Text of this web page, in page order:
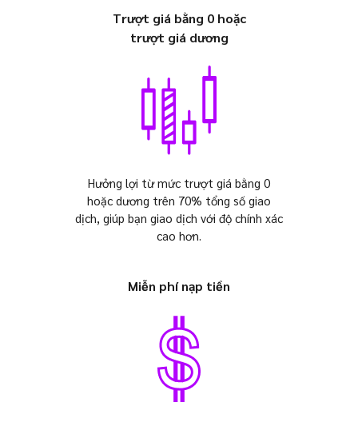
Trượt giá bằng 0 hoặc
trượt giá dương
Hưởng lợi từ mức trượt giá bằng 0
hoặc dương trên 70% tổng số giao
dịch, giúp bạn giao dịch với độ chính xác
cao hơn.
Miễn phí nạp tiền